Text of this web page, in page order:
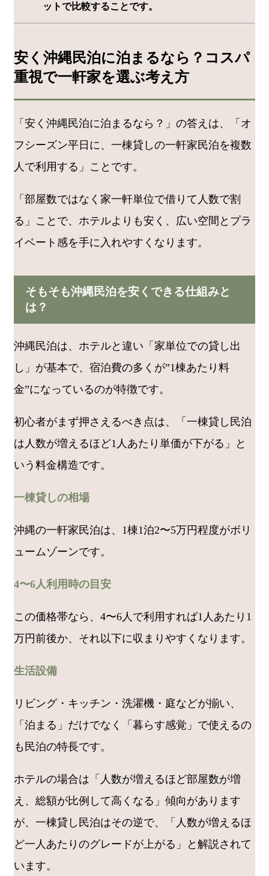
ットで比較することです。
安く沖縄民泊に泊まるなら？コスパ
重視で一軒家を選ぶ考え方
「安く沖縄民泊に泊まるなら？」の答えは、「オ
フシーズン平日に、一棟貸しの一軒家民泊を複数
人で利用する」ことです。
「部屋数ではなく家一軒単位で借りて人数で割
る」ことで、ホテルよりも安く、広い空間とプラ
イベート感を手に入れやすくなります。
そもそも沖縄民泊を安くできる仕組みと
は？
沖縄民泊は、ホテルと違い「家単位での貸し出
し」が基本で、宿泊費の多くが”1棟あたり料
金”になっているのが特徴です。
初心者がまず押さえるべき点は、「一棟貸し民泊
は人数が増えるほど1人あたり単価が下がる」と
いう料金構造です。
一棟貸しの相場
沖縄の一軒家民泊は、1棟1泊2〜5万円程度がボリ
ュームゾーンです。
4〜6人利用時の目安
この価格帯なら、4〜6人で利用すれば1人あたり1
万円前後か、それ以下に収まりやすくなります。
生活設備
リビング・キッチン・洗濯機・庭などが揃い、
「泊まる」だけでなく「暮らす感覚」で使えるの
も民泊の特長です。
ホテルの場合は「人数が増えるほど部屋数が増
え、総額が比例して高くなる」傾向があります
が、一棟貸し民泊はその逆で、「人数が増えるほ
ど一人あたりのグレードが上がる」と解説されて
います。